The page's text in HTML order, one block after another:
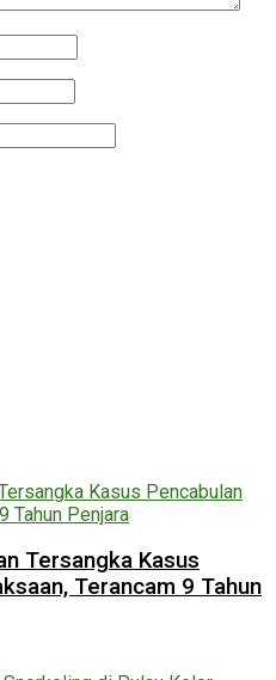
Tersangka Kasus
Terancam 9 Tahun